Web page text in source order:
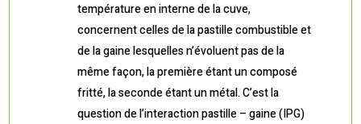
température en interne de la cuve,
concernent celles de la pastille combustible et
de la gaine lesquelles n’évoluent pas de la
même façon, la première étant un composé
fritté, la seconde étant un métal. C’est la
question de l’interaction pastille – gaine (IPG)